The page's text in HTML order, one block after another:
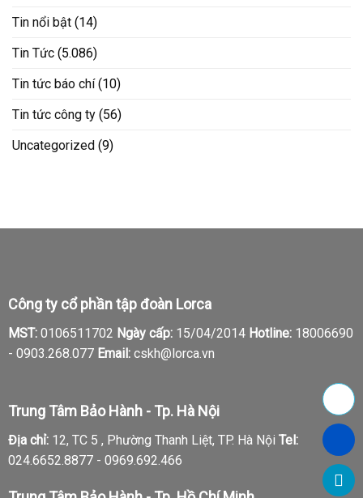
Tin nổi bật (14)
Tin Tức (5.086)
Tin tức báo chí(10)
Tin tức công ty (56)
Uncategorized (9)
Công ty cổ phần tập đoàn Lorca
MST:0106511702 Ngày cấp:15/04/2014 Hotline:18006690
- 0903.268.077 Email:cskh@lorca.vn
Trung Tâm Bảo Hành - Tp. Hà Nội
Địa chỉ:12, TC 5 , Phường Thanh Liệt, TP. Hà Nội Tel:
024.6652.8877 - 0969.692.466